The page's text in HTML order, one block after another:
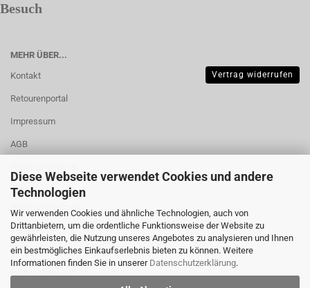
Diese Webseite verwendet Cookies und andere
Technologien
Wir verwenden Cookies und ähnliche Technologien, auch von
Drittanbietern, um die ordentliche Funktionsweise der Website zu
gewährleisten, die Nutzung unseres Angebotes zu analysieren und Ihnen
ein bestmögliches Einkaufserlebnis bieten zu können. Weitere
Informationen finden Sie in unserer Datenschutzerklärung.
Besuch
MEHR ÜBER...
Kontakt
Retourenportal
Impressum
AGB
Muster-
Widerrufsformular
Versand- &
Zahlungsbedingungen
Vertrag widerrufen